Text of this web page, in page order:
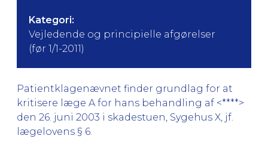
Kategori:
Vejledende og principielle afgørelser
(før 1/1-2011)
Patientklagenævnet finder grundlag for at
kritisere læge A for hans behandling af <****>
den 26. juni 2003 i skadestuen, Sygehus X, jf.
lægelovens § 6.